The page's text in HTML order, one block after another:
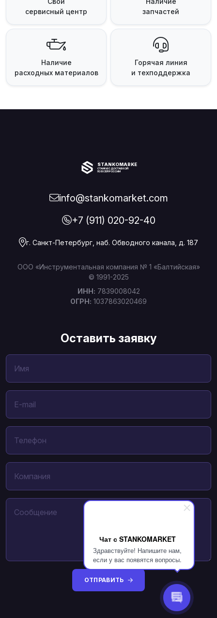
Чат с STANKOMARKET
Здравствуйте! Напишите нам,
если у вас появятся вопросы.
сервисный центр
запчастей
Наличие
расходных материалов
Горячая линия
и техподдержка
STANKOMARKET
СТАНКИ С ДОСТАВКОЙ
ПО ВСЕЙ РОССИИ
info@stankomarket.com
+7 (911) 020-92-40
г. Санкт-Петербург, наб. Обводного канала, д. 187
ООО «Инструментальная компания № 1 «Балтийская»
© 1991-2025
ИНН: 7839008042
ОГРН: 1037863020469
Оставить заявку
ОТПРАВИТЬ